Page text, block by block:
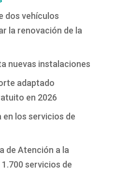
dos vehículos
la renovación de la
nuevas instalaciones
adaptado
en 2026
en los servicios de
de Atención a la
servicios de